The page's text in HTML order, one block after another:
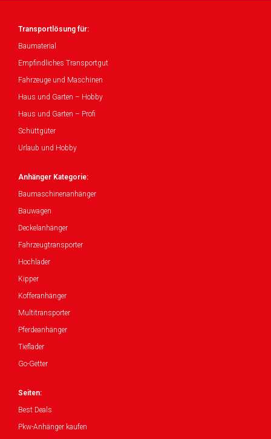
Transportlösung für:
Baumaterial
Empfindliches Transportgut
Fahrzeuge und Maschinen
Haus und Garten – Hobby
Haus und Garten – Profi
Schüttgüter
Urlaub und Hobby
Anhänger Kategorie:
Baumaschinenanhänger
Bauwagen
Deckelanhänger
Fahrzeugtransporter
Hochlader
Kipper
Kofferanhänger
Multitransporter
Pferdeanhänger
Tieflader
Go-Getter
Seiten:
Best Deals
Pkw-Anhänger kaufen